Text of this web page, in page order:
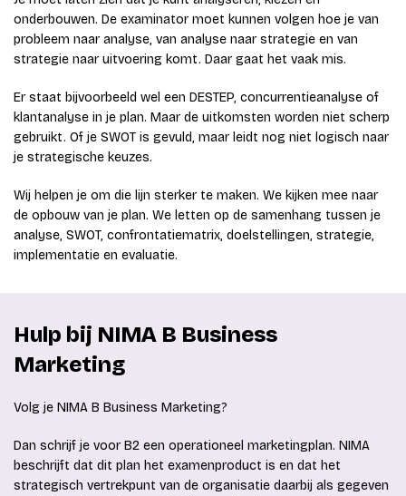
onderbouwen. De examinator moet kunnen volgen hoe je van
probleem naar analyse, van analyse naar strategie en van
strategie naar uitvoering komt. Daar gaat het vaak mis.
Er staat bijvoorbeeld wel een DESTEP, concurrentieanalyse of
klantanalyse in je plan. Maar de uitkomsten worden niet scherp
gebruikt. Of je SWOT is gevuld, maar leidt nog niet logisch naar
je strategische keuzes.
Wij helpen je om die lijn sterker te maken. We kijken mee naar
de opbouw van je plan. We letten op de samenhang tussen je
analyse, SWOT, confrontatiematrix, doelstellingen, strategie,
implementatie en evaluatie.
Hulp bij NIMA B Business
Marketing
Volg je NIMA B Business Marketing?
Dan schrijf je voor B2 een operationeel marketingplan. NIMA
beschrijft dat dit plan het examenproduct is en dat het
strategisch vertrekpunt van de organisatie daarbij als gegeven